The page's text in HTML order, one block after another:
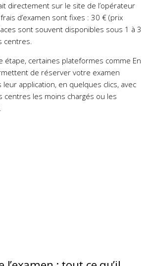
directement sur le site de l’opérateur
d’examen sont fixes : 30 € (prix
sont souvent disponibles sous 1 à 3
centres.
étape, certaines plateformes comme En
de réserver votre examen
application, en quelques clics, avec
centres les moins chargés ou les